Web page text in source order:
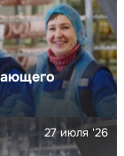
27 июля '26